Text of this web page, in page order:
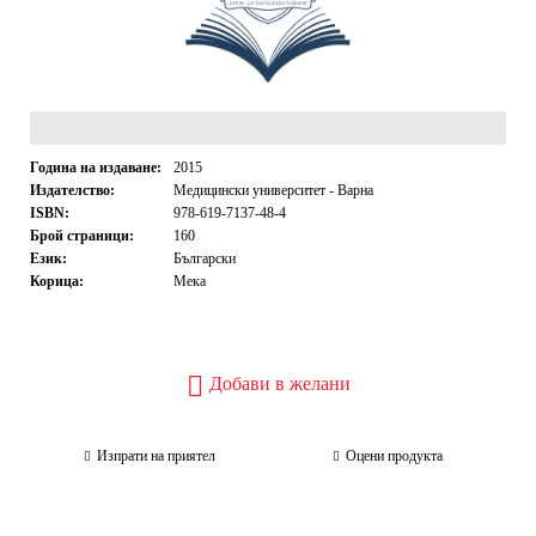
Година на издаване:
2015
Издателство:
Медицински университет - Варна
ISBN:
978-619-7137-48-4
Брой страници:
160
Език:
Български
Корица:
Мека
Добави в желани
Изпрати на приятел Оцени продукта